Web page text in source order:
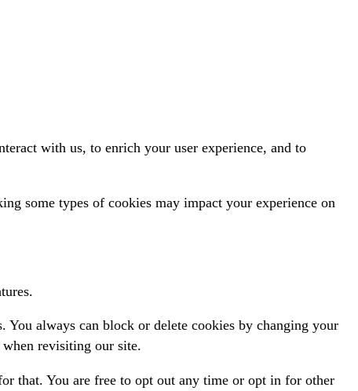
with us, to enrich your user experience, and to
some types of cookies may impact your experience on
always can block or delete cookies by changing your
revisiting our site.
that. You are free to opt out any time or opt in for other